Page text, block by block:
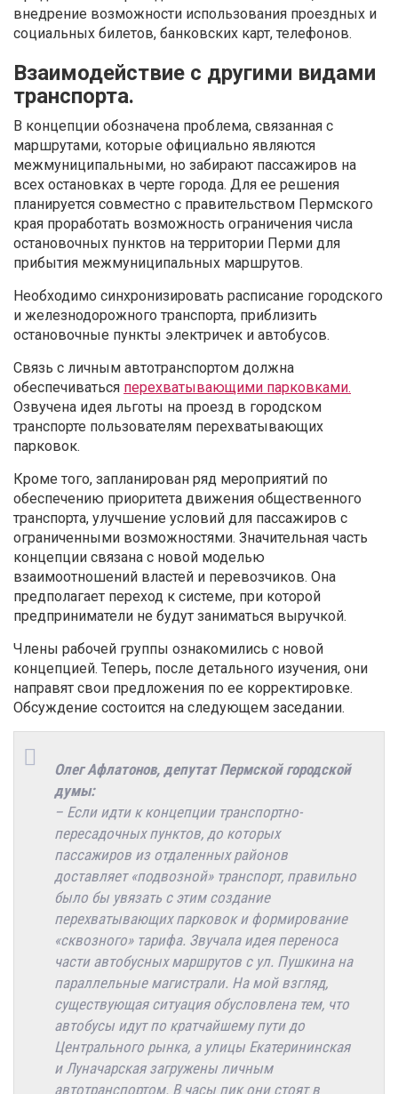
внедрение возможности использования проездных и
социальных билетов, банковских карт, телефонов.
Взаимодействие с другими видами
транспорта.
В концепции обозначена проблема, связанная с
маршрутами, которые официально являются
межмуниципальными, но забирают пассажиров на
всех остановках в черте города. Для ее решения
планируется совместно с правительством Пермского
края проработать возможность ограничения числа
остановочных пунктов на территории Перми для
прибытия межмуниципальных маршрутов.
Необходимо синхронизировать расписание городского
и железнодорожного транспорта, приблизить
остановочные пункты электричек и автобусов.
Связь с личным автотранспортом должна
обеспечиваться перехватывающими парковками.
Озвучена идея льготы на проезд в городском
транспорте пользователям перехватывающих
парковок.
Кроме того, запланирован ряд мероприятий по
обеспечению приоритета движения общественного
транспорта, улучшение условий для пассажиров с
ограниченными возможностями. Значительная часть
концепции связана с новой моделью
взаимоотношений властей и перевозчиков. Она
предполагает переход к системе, при которой
предприниматели не будут заниматься выручкой.
Члены рабочей группы ознакомились с новой
концепцией. Теперь, после детального изучения, они
направят свои предложения по ее корректировке.
Обсуждение состоится на следующем заседании.
Олег Афлатонов, депутат Пермской городской
думы:
– Если идти к концепции транспортно-
пересадочных пунктов, до которых
пассажиров из отдаленных районов
доставляет «подвозной» транспорт, правильно
было бы увязать с этим создание
перехватывающих парковок и формирование
«сквозного» тарифа. Звучала идея переноса
части автобусных маршрутов с ул. Пушкина на
параллельные магистрали. На мой взгляд,
существующая ситуация обусловлена тем, что
автобусы идут по кратчайшему пути до
Центрального рынка, а улицы Екатерининская
и Луначарская загружены личным
автотранспортом. В часы пик они стоят в